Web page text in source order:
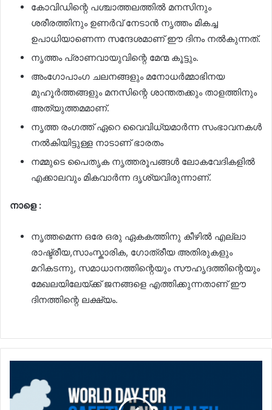
കോവിഡിന്റെ പശ്ചാത്തലത്തില്‍ മനസിനും
ശരീരത്തിനും ഉണര്‍വ് നേടാന്‍ നൃത്തം മികച്ച
ഉപാധിയാണെന്ന സന്ദേശമാണ് ഈ ദിനം നല്‍കുന്നത്.
നൃത്തം പ്രാണവായുവിന്റെ മേന്മ കൂട്ടും.
അംഗോപാംഗ ചലനങ്ങളും മനോധര്‍മ്മാഭിനയ
മുഹൂര്‍ത്തങ്ങളും മനസിന്റെ ശാന്തതക്കും താളത്തിനും
അത്യുത്തമമാണ്.
നൃത്ത രംഗത്ത് ഏറെ വൈവിധ്യമാര്‍ന്ന സംഭാവനകള്‍
നല്‍കിയിട്ടുള്ള നാടാണ് ഭാരതം
നമ്മുടെ പൈതൃക നൃത്തരൂപങ്ങള്‍ ലോകവേദികളില്‍
എക്കാലവും മികവാര്‍ന്ന ദൃശ്യവിരുന്നാണ്.
നാളെ :
നൃത്തമെന്ന ഒരേ ഒരു ഏകകത്തിനു കീഴില്‍ എല്ലാ
രാഷ്ട്രീയ,സാംസ്കാരിക, ഗോത്രീയ അതിരുകളും
മറികടന്നു, സമാധാനത്തിന്റെയും സൗഹൃദത്തിന്റെയും
മേഖലയിലേയ്ക്ക് ജനങ്ങളെ എത്തിക്കുന്നതാണ് ഈ
ദിനത്തിന്റെ ലക്ഷ്യം.